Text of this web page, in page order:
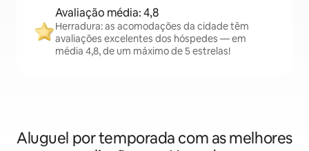
Avaliação média: 4,8
Herradura: as acomodações da cidade têm
avaliações excelentes dos hóspedes — em
média 4,8, de um máximo de 5 estrelas!
Aluguel por temporada com as melhores